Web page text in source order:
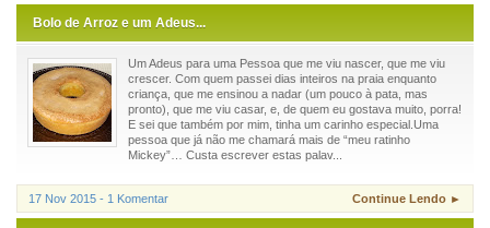
Bolo de Arroz e um Adeus...
Um Adeus para uma Pessoa que me viu nascer, que me viu
crescer. Com quem passei dias inteiros na praia enquanto
criança, que me ensinou a nadar (um pouco à pata, mas
pronto), que me viu casar, e, de quem eu gostava muito, porra!
E sei que também por mim, tinha um carinho especial.Uma
pessoa que já não me chamará mais de “meu ratinho
Mickey”… Custa escrever estas palav...
17 Nov 2015 - 1 Komentar Continue Lendo ►